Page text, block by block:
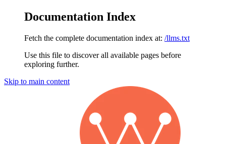
Documentation Index
Fetch the complete documentation index at: /llms.txt
Use this file to discover all available pages before
exploring further.
Skip to main content